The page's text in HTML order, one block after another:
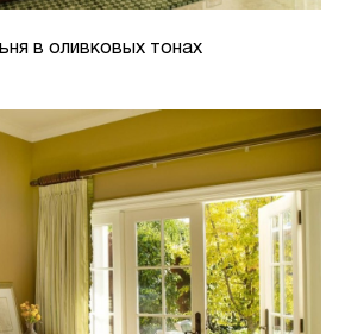
в оливковых тонах